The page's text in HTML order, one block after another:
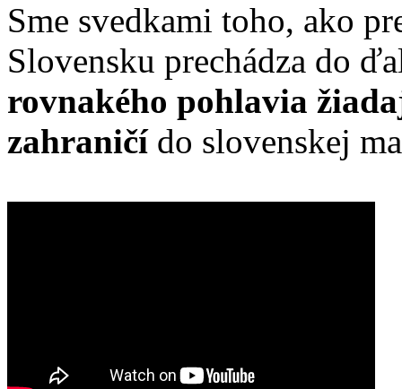
Sme svedkami toho, ako
Slovensku prechádza do
rovnakého pohlavia
zahraničído slovenskej